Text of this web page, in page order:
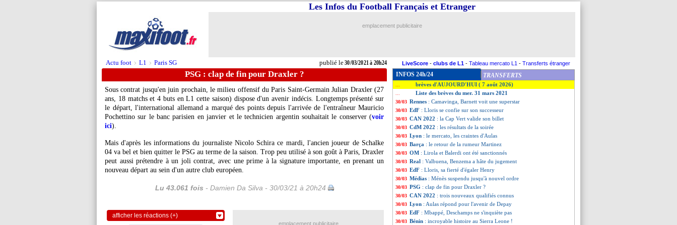
Actu foot > L1 > Paris SG publié le30/03/2021 à 20h24
Les Infos du Football Français et Etranger
emplacement publicitaire
LiveScore - clubs de L1 - Tableau mercato L1 - Transferts étranger
PSG : clap de fin pour Draxler ?
Sous contrat jusqu'en juin prochain, le milieu offensif du Paris Saint-Germain Julian Draxler (27
ans, 18 matchs et 4 buts en L1 cette saison) dispose d'un avenir indécis. Longtemps présenté sur
le départ, l'international allemand a marqué des points depuis l'arrivée de l'entraîneur Mauricio
Pochettino sur le banc parisien en janvier et le technicien argentin souhaitait le conserver (voir
ici).
Mais d'après les informations du journaliste Nicolo Schira ce mardi, l'ancien joueur de Schalke
04 va bel et bien quitter le PSG au terme de la saison. Trop peu utilisé à son goût à Paris, Draxler
peut aussi prétendre à un joli contrat, avec une prime à la signature importante, en prenant un
nouveau départ au sein d'un autre club européen.
Lu 43.061 fois - Damien Da Silva - 30/03/21 à 20h24
afficher les réactions (+)
INFOS 24h/24 TRANSFERTS
brèves d'AUJOURD'HUI ( 7 août 2026)
Liste des brèves du mer. 31 mars 2021
30/03 Rennes : Camavinga, Barnett voit une superstar
30/03 EdF : Lloris se confie sur son successeur
30/03 CAN 2022 : la Cap Vert valide son billet
30/03 CdM 2022 : les résultats de la soirée
30/03 Lyon : le mercato, les craintes d'Aulas
30/03 Barça : le retour de la rumeur Martinez
30/03 OM : Lirola et Balerdi ont été sanctionnés
30/03 Real : Valbuena, Benzema a hâte du jugement
30/03 EdF : Lloris, sa fierté d'égaler Henry
30/03 Médias : Ménès suspendu jusqu'à nouvel ordre
30/03 PSG : clap de fin pour Draxler ?
30/03 CAN 2022 : trois nouveaux qualifiés connus
30/03 Lyon : Aulas répond pour l'avenir de Depay
30/03 EdF : Mbappé, Deschamps ne s'inquiète pas
30/03 Bénin : incroyable histoire au Sierra Leone !
emplacement publicitaire